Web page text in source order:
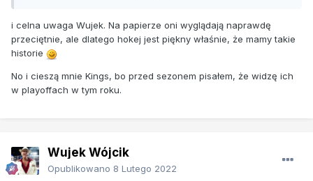
młokosów, którzy już mają fajną rolę. Wczoraj błysnął np.
Trevor Zegras. Pewnie na dłuższą metę nie będą w stanie
utrzymać takiej dyspozycji, ale bez wątpienia ciekawy to
zespół, który przerósł jak dotąd moje oczekiwania.
i celna uwaga Wujek. Na papierze oni wyglądają naprawdę
przeciętnie, ale dlatego hokej jest piękny właśnie, że mamy takie
historie
No i cieszą mnie Kings, bo przed sezonem pisałem, że widzę ich
w playoffach w tym roku.
Wujek Wójcik
Opublikowano 8 Lutego 2022